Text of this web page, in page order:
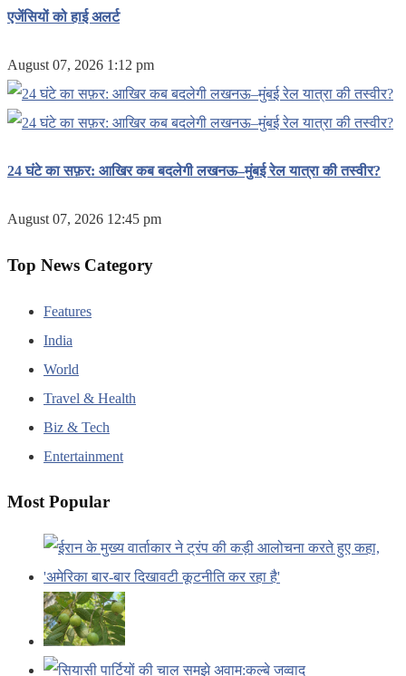
एजेंसियों को हाई अलर्ट
August 07, 2026 1:12 pm
24 घंटे का सफ़र: आखिर कब बदलेगी लखनऊ–मुंबई रेल यात्रा की तस्वीर?
August 07, 2026 12:45 pm
Top News Category
Features
India
World
Travel & Health
Biz & Tech
Entertainment
Most Popular